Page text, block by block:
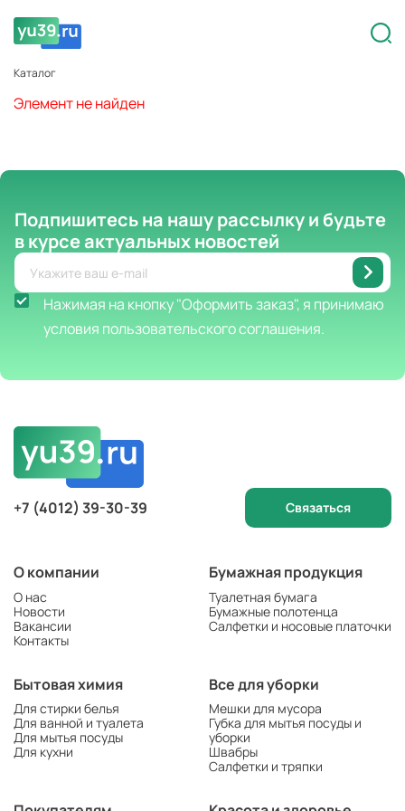
Каталог
Элемент не найден
Подпишитесь на нашу рассылкуи будьте
в курсе актуальных новостей
Нажимая на кнопку "Оформить заказ", я принимаю
условия пользовательского соглашения.
+7 (4012) 39-30-39 Связаться
О компании
О нас
Новости
Вакансии
Контакты
Бумажная продукция
Туалетная бумага
Бумажные полотенца
Салфетки и носовые платочки
Бытовая химия
Для стирки белья
Для ванной и туалета
Для мытья посуды
Для кухни
Все для уборки
Мешки для мусора
Губка для мытья посуды и
уборки
Швабры
Салфетки и тряпки